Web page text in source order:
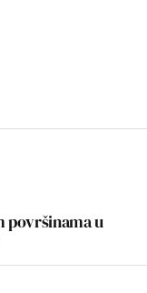
površinama u